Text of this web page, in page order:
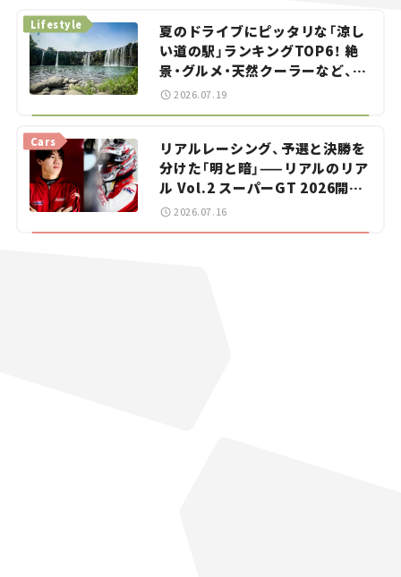
夏のドライブにピッタリな「涼し
い道の駅」ランキングTOP6！ 絶
景・グルメ・天然クーラーなど、避
暑におすすめのスポットを紹介
【道の駅マニアの推し駅ガイド】
Lifestyle
2026.07.19
リアルレーシング、予選と決勝を
分けた「明と暗」——リアルのリア
ル Vol.2 スーパーGT 2026開幕
戦 岡山国際サーキット
Cars
2026.07.16